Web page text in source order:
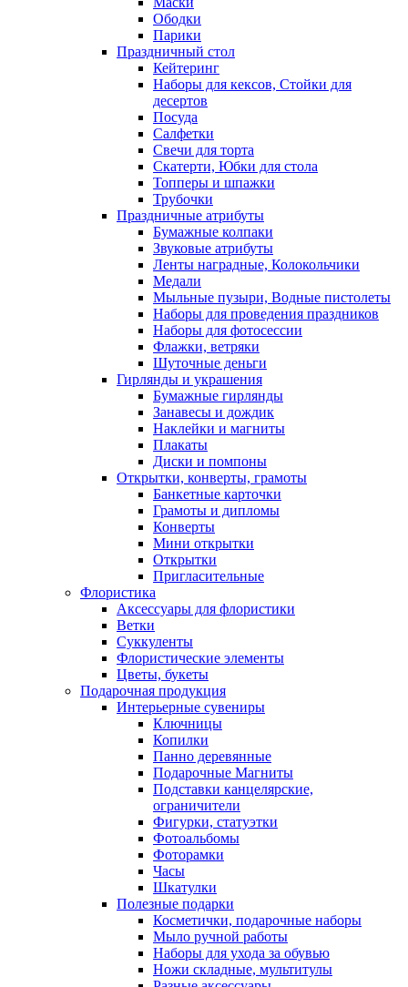
Ободки
Парики
Праздничный стол
Кейтеринг
Наборы для кексов, Стойки для
десертов
Посуда
Салфетки
Свечи для торта
Скатерти, Юбки для стола
Топперы и шпажки
Трубочки
Праздничные атрибуты
Бумажные колпаки
Звуковые атрибуты
Ленты наградные, Колокольчики
Медали
Мыльные пузыри, Водные пистолеты
Наборы для проведения праздников
Наборы для фотосессии
Флажки, ветряки
Шуточные деньги
Гирлянды и украшения
Бумажные гирлянды
Занавесы и дождик
Наклейки и магниты
Плакаты
Диски и помпоны
Открытки, конверты, грамоты
Банкетные карточки
Грамоты и дипломы
Конверты
Мини открытки
Открытки
Пригласительные
Флористика
Аксессуары для флористики
Ветки
Суккуленты
Флористические элементы
Цветы, букеты
Подарочная продукция
Интерьерные сувениры
Ключницы
Копилки
Панно деревянные
Подарочные Магниты
Подставки канцелярские,
ограничители
Фигурки, статуэтки
Фотоальбомы
Фоторамки
Часы
Шкатулки
Полезные подарки
Косметички, подарочные наборы
Мыло ручной работы
Наборы для ухода за обувью
Ножи складные, мультитулы